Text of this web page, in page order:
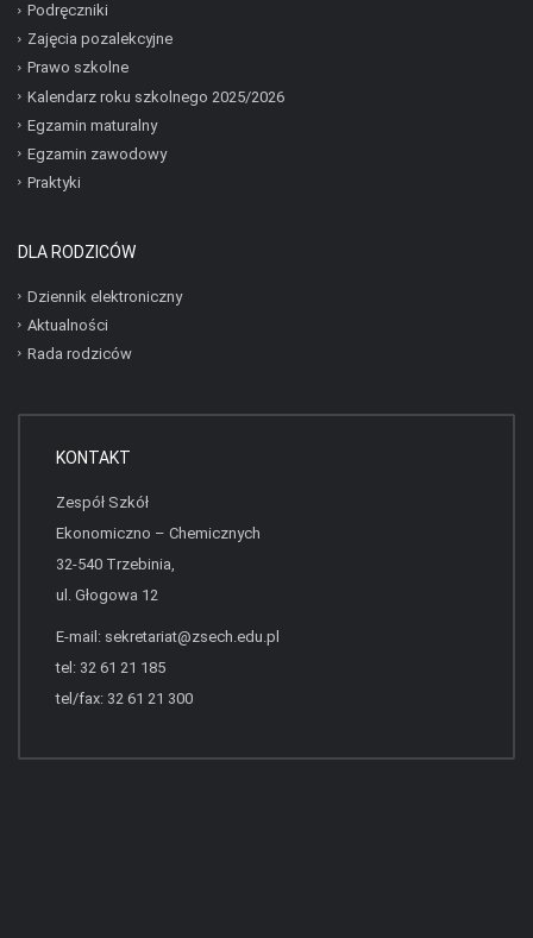
Podręczniki
Zajęcia pozalekcyjne
Prawo szkolne
Kalendarz roku szkolnego 2025/2026
Egzamin maturalny
Egzamin zawodowy
Praktyki
DLA RODZICÓW
Dziennik elektroniczny
Aktualności
Rada rodziców
KONTAKT
Zespół Szkół
Ekonomiczno – Chemicznych
32-540 Trzebinia,
ul. Głogowa 12
E-mail: sekretariat@zsech.edu.pl
tel: 32 61 21 185
tel/fax: 32 61 21 300